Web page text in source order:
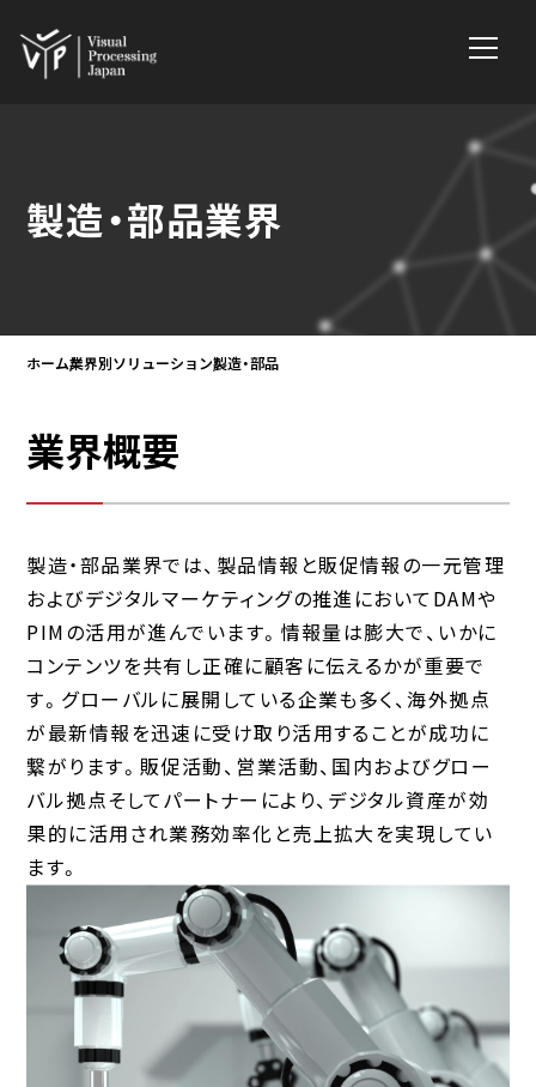
製造・部品業界
ホーム業界別ソリューション製造・部品
業界概要
製造・部品業界では、製品情報と販促情報の一元管理
およびデジタルマーケティングの推進においてDAMや
PIMの活用が進んでいます。情報量は膨大で、いかに
コンテンツを共有し正確に顧客に伝えるかが重要で
す。グローバルに展開している企業も多く、海外拠点
が最新情報を迅速に受け取り活用することが成功に
繋がります。販促活動、営業活動、国内およびグロー
バル拠点そしてパートナーにより、デジタル資産が効
果的に活用され業務効率化と売上拡大を実現してい
ます。